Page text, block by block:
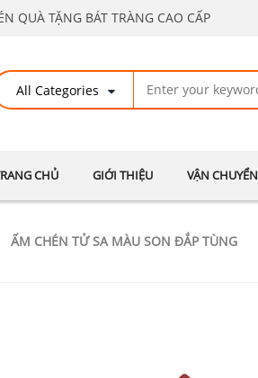
QUÀ TẶNG BÁT TRÀNG CAO CẤP
CHỦ GIỚI THIỆU VẬN CHUYỂN
ẤM CHÉN TỬ SA MÀU SON ĐẮP TÙNG